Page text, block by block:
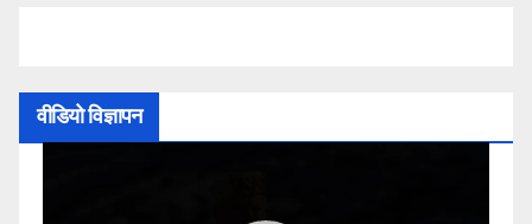
वीडियो विज्ञापन